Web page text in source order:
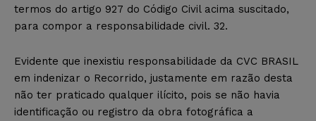
termos do artigo 927 do Código Civil acima suscitado,
para compor a responsabilidade civil. 32.
Evidente que inexistiu responsabilidade da CVC BRASIL
em indenizar o Recorrido, justamente em razão desta
não ter praticado qualquer ilícito, pois se não havia
identificação ou registro da obra fotográfica a